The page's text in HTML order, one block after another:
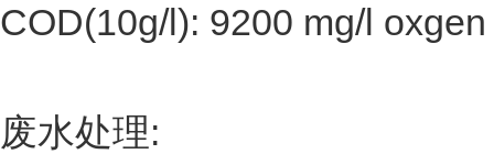
COD(10g/l): 9200 mg/l oxgen
废水处理: